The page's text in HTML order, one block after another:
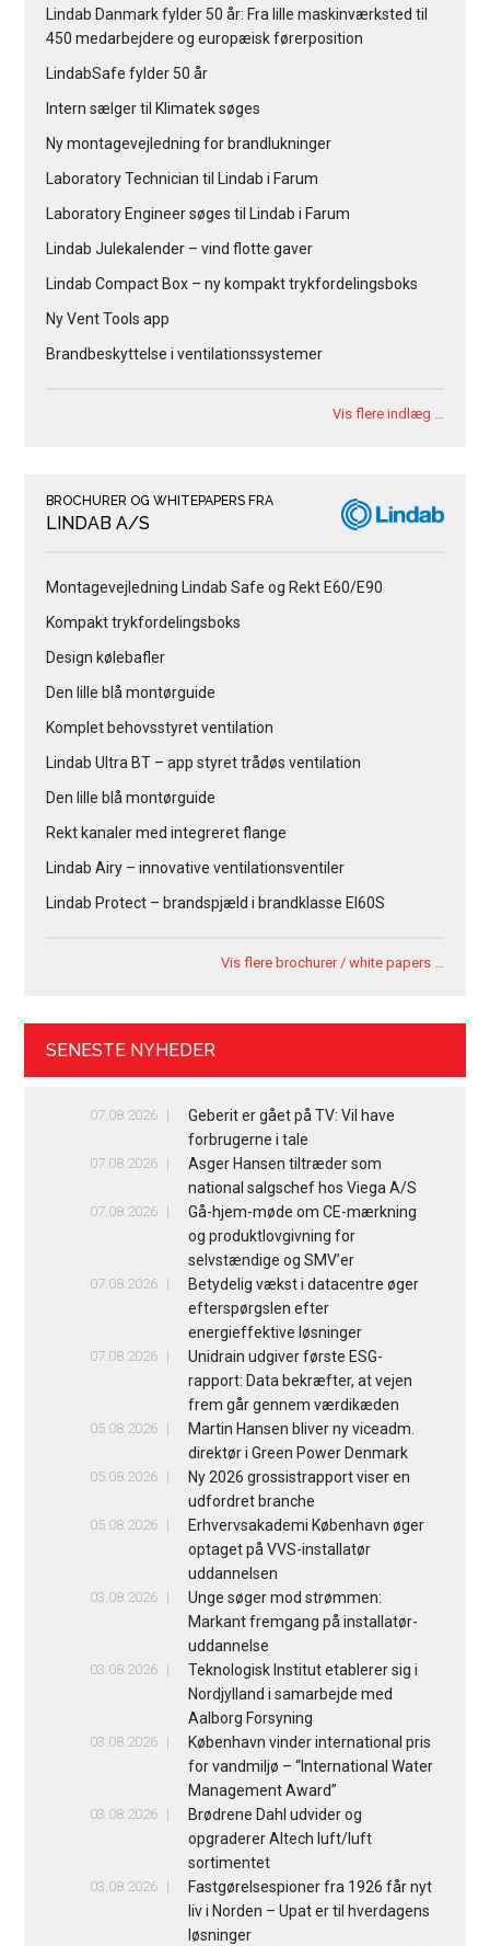
Lindab Danmark fylder 50 år: Fra lille maskinværksted til
450 medarbejdere og europæisk førerposition
LindabSafe fylder 50 år
Intern sælger til Klimatek søges
Ny montagevejledning for brandlukninger
Laboratory Technician til Lindab i Farum
Laboratory Engineer søges til Lindab i Farum
Lindab Julekalender – vind flotte gaver
Lindab Compact Box – ny kompakt trykfordelingsboks
Ny Vent Tools app
Brandbeskyttelse i ventilationssystemer
Vis flere indlæg …
BROCHURER OG WHITEPAPERS FRA
LINDAB A/S
Montagevejledning Lindab Safe og Rekt E60/E90
Kompakt trykfordelingsboks
Design kølebafler
Den lille blå montørguide
Komplet behovsstyret ventilation
Lindab Ultra BT – app styret trådøs ventilation
Den lille blå montørguide
Rekt kanaler med integreret flange
Lindab Airy – innovative ventilationsventiler
Lindab Protect – brandspjæld i brandklasse EI60S
Vis flere brochurer / white papers …
SENESTE NYHEDER
07.08.2026
Geberit er gået på TV: Vil have
forbrugerne i tale
07.08.2026
Asger Hansen tiltræder som
national salgschef hos Viega A/S
07.08.2026
Gå-hjem-møde om CE-mærkning
og produktlovgivning for
selvstændige og SMV’er
07.08.2026
Betydelig vækst i datacentre øger
efterspørgslen efter
energieffektive løsninger
07.08.2026
Unidrain udgiver første ESG-
rapport: Data bekræfter, at vejen
frem går gennem værdikæden
05.08.2026
Martin Hansen bliver ny viceadm.
direktør i Green Power Denmark
05.08.2026
Ny 2026 grossistrapport viser en
udfordret branche
05.08.2026
Erhvervsakademi København øger
optaget på VVS-installatør
uddannelsen
03.08.2026
Unge søger mod strømmen:
Markant fremgang på installatør-
uddannelse
03.08.2026
Teknologisk Institut etablerer sig i
Nordjylland i samarbejde med
Aalborg Forsyning
03.08.2026
København vinder international pris
for vandmiljø – “International Water
Management Award”
03.08.2026
Brødrene Dahl udvider og
opgraderer Altech luft/luft
sortimentet
03.08.2026
Fastgørelsespioner fra 1926 får nyt
liv i Norden – Upat er til hverdagens
løsninger